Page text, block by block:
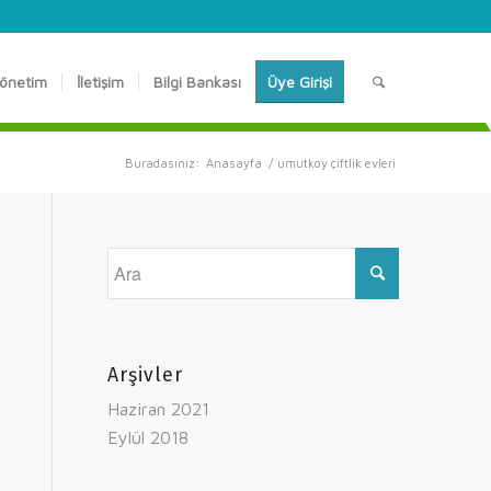
İletişim Bilgi Bankası Üye Girişi
Buradasınız: Anasayfa / umutkoy çiftlik evleri
Arşivler
Haziran 2021
Eylül 2018